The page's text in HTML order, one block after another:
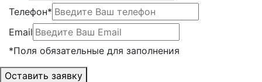
Телефон*
Email
*Поля обязательные для заполнения
Оставить заявку